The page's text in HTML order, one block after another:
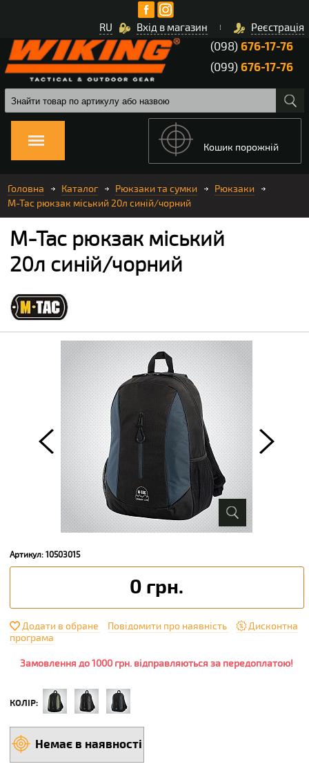
Вхід в магазин Реєстрація
RU
(098)676-17-76
(099)676-17-76
Кошик порожній
Головна Каталог Рюкзаки та сумки
Рюкзаки
M-Tac рюкзак міський 20л синій/чорний
M-Tac рюкзак міський
20л синій/чорний
Артикул: 10503015
0 грн.
Додати в обране Повідомити про наявність
Дисконтна
програма
Замовлення до 1000 грн. відправляються за передоплатою!
КОЛІР:
Немає в наявності